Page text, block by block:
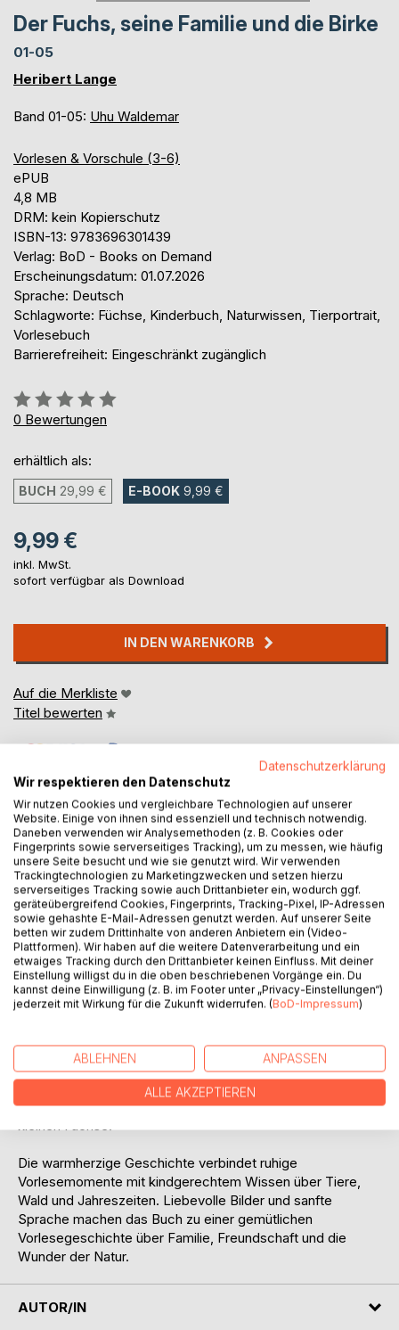
Der Fuchs, seine Familie und die Birke
01-05
Heribert Lange
Band 01-05: Uhu Waldemar
Vorlesen & Vorschule (3-6)
ePUB
4,8 MB
DRM: kein Kopierschutz
ISBN-13: 9783696301439
Verlag: BoD - Books on Demand
Erscheinungsdatum: 01.07.2026
Sprache: Deutsch
Schlagworte: Füchse, Kinderbuch, Naturwissen, Tierportrait,
Vorlesebuch
Barrierefreiheit: Eingeschränkt zugänglich
Bewertung::
0%
0 Bewertungen
erhältlich als:
BUCH 29,99 € E-BOOK 9,99 €
9,99 €
inkl. MwSt.
sofort verfügbar als Download
IN DEN WARENKORB
Auf die Merkliste
Titel bewerten
BESCHREIBUNG
"Rusty, Familie und die Birke" erzählt die liebevolle
Geschichte des schlauen Fuchses Rusty, seiner klugen
Frau Cleo und ihres neugierigen kleinen Sohnes Fünkchen.
Gemeinsam erlebt die fröhliche Fuchsfamilie viele kleine
Abenteuer am Rand eines großen Waldes und entdeckt
dabei die besondere Bedeutung ihrer alten Birke.
Natur kennen: summende Bienen im Frühling, kühlen
Schatten im Sommer, goldenes Herbstlaub und funkelnden
Schnee im Winter. Die Birke wird dabei zu einem sicheren
Zuhause, einem Spielplatz und einer treuen Freundin der
Die warmherzige Geschichte verbindet ruhige
Vorlesemomente mit kindgerechtem Wissen über Tiere,
Wald und Jahreszeiten. Liebevolle Bilder und sanfte
Sprache machen das Buch zu einer gemütlichen
Vorlesegeschichte über Familie, Freundschaft und die
Wunder der Natur.
AUTOR/IN
Datenschutzerklärung
Wir respektieren den Datenschutz
Wir nutzen Cookies und vergleichbare Technologien auf unserer
Website. Einige von ihnen sind essenziell und technisch notwendig.
Daneben verwenden wir Analysemethoden (z. B. Cookies oder
Fingerprints sowie serverseitiges Tracking), um zu messen, wie häufig
unsere Seite besucht und wie sie genutzt wird. Wir verwenden
Trackingtechnologien zu Marketingzwecken und setzen hierzu
serverseitiges Tracking sowie auch Drittanbieter ein, wodurch ggf.
geräteübergreifend Cookies, Fingerprints, Tracking-Pixel, IP-Adressen
sowie gehashte E-Mail-Adressen genutzt werden. Auf unserer Seite
betten wir zudem Drittinhalte von anderen Anbietern ein (Video-
Plattformen). Wir haben auf die weitere Datenverarbeitung und ein
etwaiges Tracking durch den Drittanbieter keinen Einfluss. Mit deiner
Einstellung willigst du in die oben beschriebenen Vorgänge ein. Du
kannst deine Einwilligung (z. B. im Footer unter „Privacy-Einstellungen“)
jederzeit mit Wirkung für die Zukunft widerrufen. (BoD-Impressum)
ABLEHNEN ANPASSEN
ALLE AKZEPTIEREN